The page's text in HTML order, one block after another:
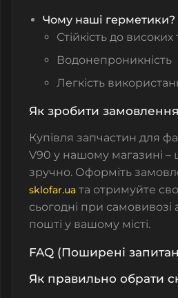
Чому наші герметики?
Стійкість до
Водонепроникність
Легкість
Як зробити
Купівля запчастин для
V90 у нашому магазині –
зручно. Оформіть
sklofar.ua та отримуйте
сьогодні при самовивозі
пошті у вашому місті.
FAQ (Поширені
Як правильно обрати